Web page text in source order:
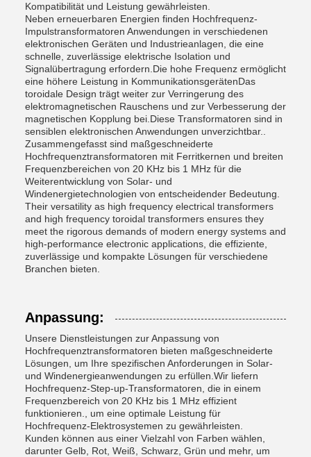
Kompatibilität und Leistung gewährleisten.
Neben erneuerbaren Energien finden Hochfrequenz-
Impulstransformatoren Anwendungen in verschiedenen
elektronischen Geräten und Industrieanlagen, die eine
schnelle, zuverlässige elektrische Isolation und
Signalübertragung erfordern.Die hohe Frequenz ermöglicht
eine höhere Leistung in KommunikationsgerätenDas
toroidale Design trägt weiter zur Verringerung des
elektromagnetischen Rauschens und zur Verbesserung der
magnetischen Kopplung bei.Diese Transformatoren sind in
sensiblen elektronischen Anwendungen unverzichtbar..
Zusammengefasst sind maßgeschneiderte
Hochfrequenztransformatoren mit Ferritkernen und breiten
Frequenzbereichen von 20 KHz bis 1 MHz für die
Weiterentwicklung von Solar- und
Windenergietechnologien von entscheidender Bedeutung.
Their versatility as high frequency electrical transformers
and high frequency toroidal transformers ensures they
meet the rigorous demands of modern energy systems and
high-performance electronic applications, die effiziente,
zuverlässige und kompakte Lösungen für verschiedene
Branchen bieten.
Anpassung:
Unsere Dienstleistungen zur Anpassung von
Hochfrequenztransformatoren bieten maßgeschneiderte
Lösungen, um Ihre spezifischen Anforderungen in Solar-
und Windenergieanwendungen zu erfüllen.Wir liefern
Hochfrequenz-Step-up-Transformatoren, die in einem
Frequenzbereich von 20 KHz bis 1 MHz effizient
funktionieren., um eine optimale Leistung für
Hochfrequenz-Elektrosystemen zu gewährleisten.
Kunden können aus einer Vielzahl von Farben wählen,
darunter Gelb, Rot, Weiß, Schwarz, Grün und mehr, um